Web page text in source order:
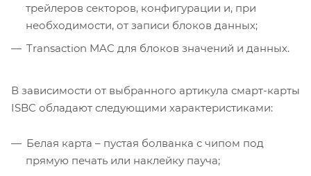
трейлеров секторов, конфигурации и, при
необходимости, от записи блоков данных;
Transaction MAC для блоков значений и данных.
В зависимости от выбранного артикула смарт-карты
ISBC обладают следующими характеристиками:
Белая карта – пустая болванка с чипом под
прямую печать или наклейку пауча;